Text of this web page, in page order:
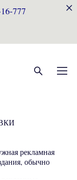
16-777
рекламная
обычно